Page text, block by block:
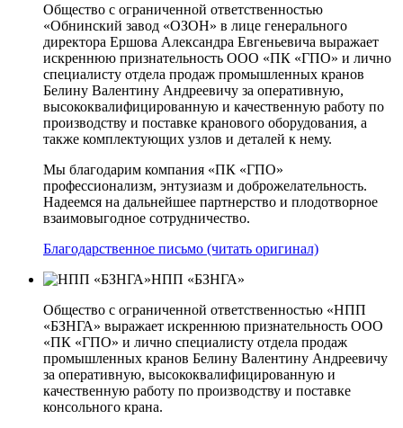
Общество с ограниченной ответственностью
«Обнинский завод «ОЗОН» в лице генерального
директора Ершова Александра Евгеньевича выражает
искреннюю признательность ООО «ПК «ГПО» и лично
специалисту отдела продаж промышленных кранов
Белину Валентину Андреевичу за оперативную,
высококвалифицированную и качественную работу по
производству и поставке кранового оборудования, а
также комплектующих узлов и деталей к нему.
Мы благодарим компания «ПК «ГПО»
профессионализм, энтузиазм и доброжелательность.
Надеемся на дальнейшее партнерство и плодотворное
взаимовыгодное сотрудничество.
Благодарственное письмо (читать оригинал)
НПП «БЗНГА»
Общество с ограниченной ответственностью «НПП
«БЗНГА» выражает искреннюю признательность ООО
«ПК «ГПО» и лично специалисту отдела продаж
промышленных кранов Белину Валентину Андреевичу
за оперативную, высококвалифицированную и
качественную работу по производству и поставке
консольного крана.